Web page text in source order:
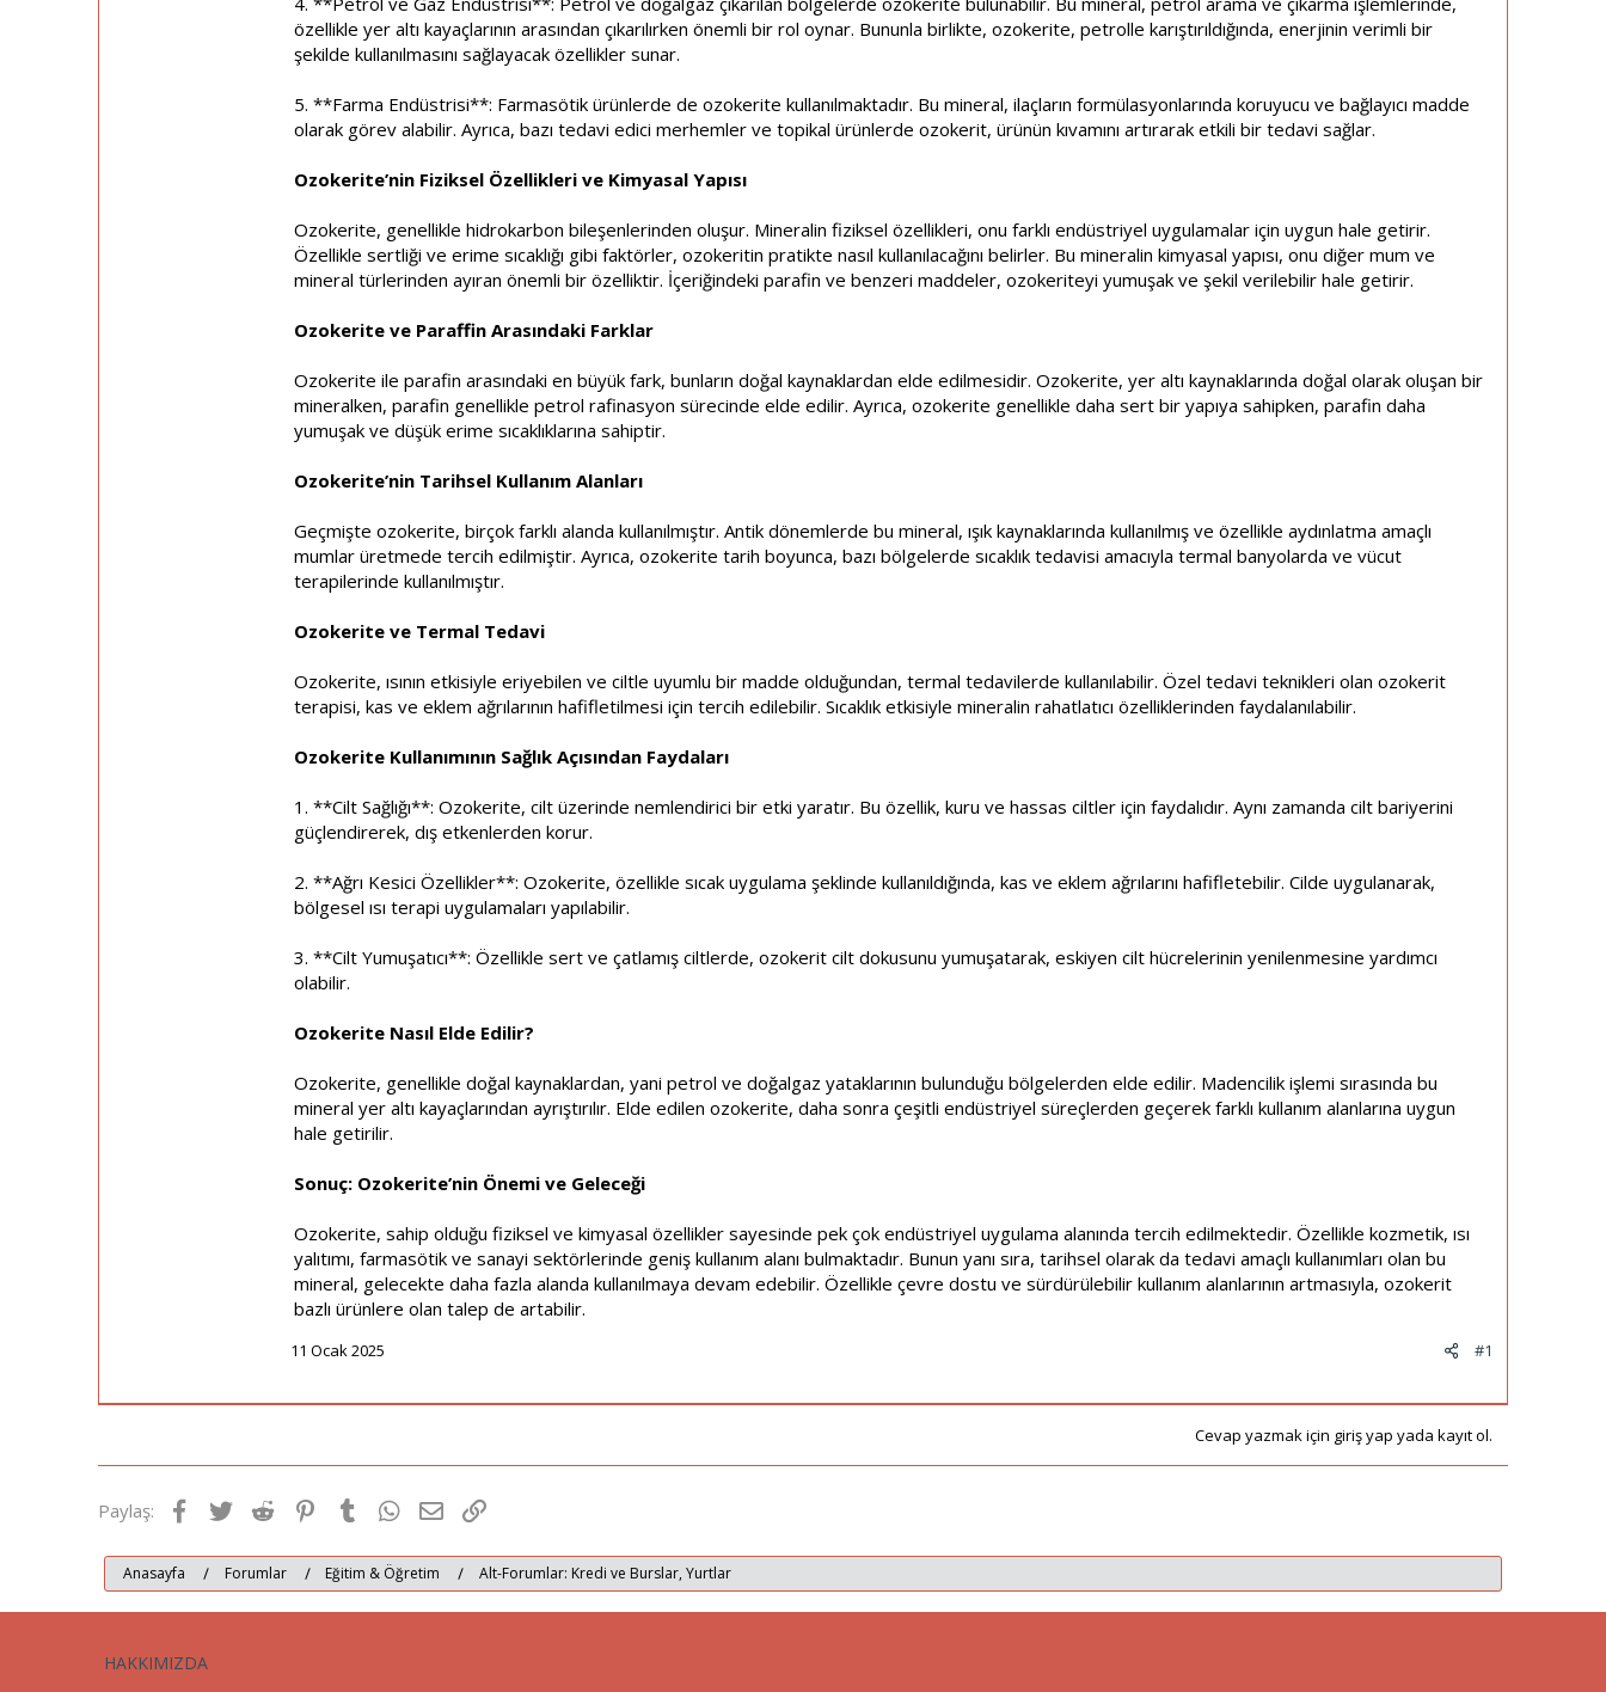
özellikle yer altı kayaçlarının arasından çıkarılırken önemli bir rol oynar. Bununla birlikte, ozokerite, petrolle karıştırıldığında, enerjinin verimli bir
şekilde kullanılmasını sağlayacak özellikler sunar.
5. **Farma Endüstrisi**: Farmasötik ürünlerde de ozokerite kullanılmaktadır. Bu mineral, ilaçların formülasyonlarında koruyucu ve bağlayıcı madde
olarak görev alabilir. Ayrıca, bazı tedavi edici merhemler ve topikal ürünlerde ozokerit, ürünün kıvamını artırarak etkili bir tedavi sağlar.
Ozokerite’nin Fiziksel Özellikleri ve Kimyasal Yapısı
Ozokerite, genellikle hidrokarbon bileşenlerinden oluşur. Mineralin fiziksel özellikleri, onu farklı endüstriyel uygulamalar için uygun hale getirir.
Özellikle sertliği ve erime sıcaklığı gibi faktörler, ozokeritin pratikte nasıl kullanılacağını belirler. Bu mineralin kimyasal yapısı, onu diğer mum ve
mineral türlerinden ayıran önemli bir özelliktir. İçeriğindeki parafin ve benzeri maddeler, ozokeriteyi yumuşak ve şekil verilebilir hale getirir.
Ozokerite ve Paraffin Arasındaki Farklar
Ozokerite ile parafin arasındaki en büyük fark, bunların doğal kaynaklardan elde edilmesidir. Ozokerite, yer altı kaynaklarında doğal olarak oluşan bir
mineralken, parafin genellikle petrol rafinasyon sürecinde elde edilir. Ayrıca, ozokerite genellikle daha sert bir yapıya sahipken, parafin daha
yumuşak ve düşük erime sıcaklıklarına sahiptir.
Ozokerite’nin Tarihsel Kullanım Alanları
Geçmişte ozokerite, birçok farklı alanda kullanılmıştır. Antik dönemlerde bu mineral, ışık kaynaklarında kullanılmış ve özellikle aydınlatma amaçlı
mumlar üretmede tercih edilmiştir. Ayrıca, ozokerite tarih boyunca, bazı bölgelerde sıcaklık tedavisi amacıyla termal banyolarda ve vücut
terapilerinde kullanılmıştır.
Ozokerite ve Termal Tedavi
Ozokerite, ısının etkisiyle eriyebilen ve ciltle uyumlu bir madde olduğundan, termal tedavilerde kullanılabilir. Özel tedavi teknikleri olan ozokerit
terapisi, kas ve eklem ağrılarının hafifletilmesi için tercih edilebilir. Sıcaklık etkisiyle mineralin rahatlatıcı özelliklerinden faydalanılabilir.
Ozokerite Kullanımının Sağlık Açısından Faydaları
1. **Cilt Sağlığı**: Ozokerite, cilt üzerinde nemlendirici bir etki yaratır. Bu özellik, kuru ve hassas ciltler için faydalıdır. Aynı zamanda cilt bariyerini
güçlendirerek, dış etkenlerden korur.
2. **Ağrı Kesici Özellikler**: Ozokerite, özellikle sıcak uygulama şeklinde kullanıldığında, kas ve eklem ağrılarını hafifletebilir. Cilde uygulanarak,
bölgesel ısı terapi uygulamaları yapılabilir.
3. **Cilt Yumuşatıcı**: Özellikle sert ve çatlamış ciltlerde, ozokerit cilt dokusunu yumuşatarak, eskiyen cilt hücrelerinin yenilenmesine yardımcı
olabilir.
Ozokerite Nasıl Elde Edilir?
Ozokerite, genellikle doğal kaynaklardan, yani petrol ve doğalgaz yataklarının bulunduğu bölgelerden elde edilir. Madencilik işlemi sırasında bu
mineral yer altı kayaçlarından ayrıştırılır. Elde edilen ozokerite, daha sonra çeşitli endüstriyel süreçlerden geçerek farklı kullanım alanlarına uygun
hale getirilir.
Sonuç: Ozokerite’nin Önemi ve Geleceği
Ozokerite, sahip olduğu fiziksel ve kimyasal özellikler sayesinde pek çok endüstriyel uygulama alanında tercih edilmektedir. Özellikle kozmetik, ısı
yalıtımı, farmasötik ve sanayi sektörlerinde geniş kullanım alanı bulmaktadır. Bunun yanı sıra, tarihsel olarak da tedavi amaçlı kullanımları olan bu
mineral, gelecekte daha fazla alanda kullanılmaya devam edebilir. Özellikle çevre dostu ve sürdürülebilir kullanım alanlarının artmasıyla, ozokerit
bazlı ürünlere olan talep de artabilir.
#1
11 Ocak 2025
Cevap yazmak için giriş yap yada kayıt ol.
Paylaş: Facebook
TwitterReddit Pinterest
Tumblr WhatsApp
E-postaLink
Anasayfa Forumlar Eğitim & Öğretim Alt-Forumlar: Kredi ve Burslar, Yurtlar
HAKKIMIZDA